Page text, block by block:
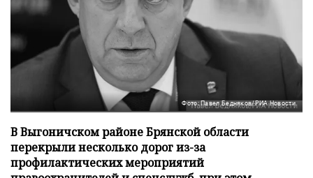
Фото: Павел Бедняков/РИА Новости
В Выгоничском районе Брянской области
перекрыли несколько дорог из-за
профилактических мероприятий